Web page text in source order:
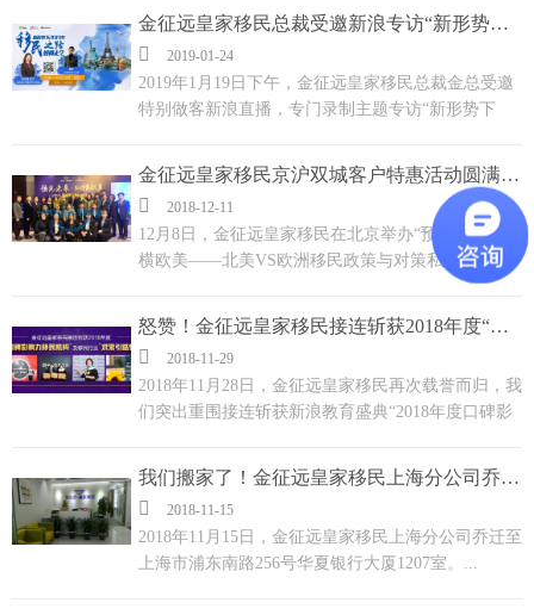
Emmanuel Stantzos（善德思·恩马努尔）先生及欧
洲，美国，加拿大移民专家现场说法...
金征远皇家移民总裁受邀新浪专访“新形势下2019年移民之路如何走？”
 2019-01-24
2019年1月19日下午，金征远皇家移民总裁金总受邀
特别做客新浪直播，专门录制主题专访“新形势下
大欧洲等移民热门国家政策风云，海外移居成功之道
及如何慎重选择欧洲投资移民项目。...
金征远皇家移民京沪双城客户特惠活动圆满成功
 2018-12-11
12月8日，金征远皇家移民在北京举办“预见未来·纵
横欧美——北美VS欧洲移民政策与对策私享会”，9
日，在上海举办“一站式全球资产配置VIP尊享会”，
连续两天的客户特惠活动圆满成功！现场座无虚席，
排满加座，反响热烈！大家在私享会中一起探讨、学
习、分享、提问、答疑，可谓是收获颇丰！活动现场
惊喜不断，火爆异常！...
怒赞！金征远皇家移民接连斩获2018年度“口碑影响力移民机构”及移民行业“求索引路奖”！
 2018-11-29
2018年11月28日，金征远皇家移民再次载誉而归，我
们突出重围接连斩获新浪教育盛典“2018年度口碑影
奖”！11月27日金征远皇家移民总裁金正连女士携市
场总监张先生受邀参加新浪教育访谈并在今日参加颁
奖仪式，项目部经理郭先生也在今日参加百度教育盛
典并领奖。...
我们搬家了！金征远皇家移民上海分公司乔迁之喜！
 2018-11-15
2018年11月15日，金征远皇家移民上海分公司乔迁至
上海市浦东南路256号华夏银行大厦1207室。...